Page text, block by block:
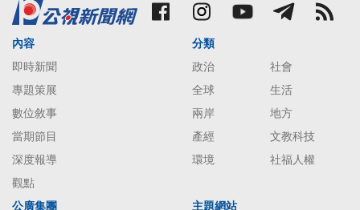
內容
即時新聞
專題策展
數位敘事
當期節目
深度報導
觀點
分類
政治
社會
全球
生活
兩岸
地方
產經
文教科技
環境
社福人權
公廣集團 主題網站